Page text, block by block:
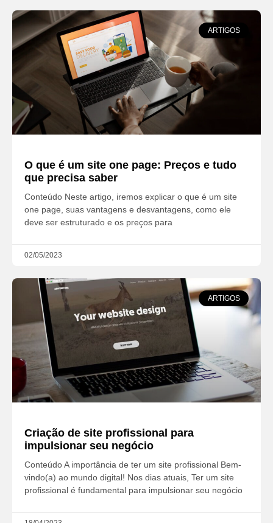
ARTIGOS
O que é um site one page: Preços e tudo
que precisa saber
Conteúdo Neste artigo, iremos explicar o que é um site
one page, suas vantagens e desvantagens, como ele
deve ser estruturado e os preços para
02/05/2023
ARTIGOS
Criação de site profissional para
impulsionar seu negócio
Conteúdo A importância de ter um site profissional Bem-
vindo(a) ao mundo digital! Nos dias atuais, Ter um site
profissional é fundamental para impulsionar seu negócio